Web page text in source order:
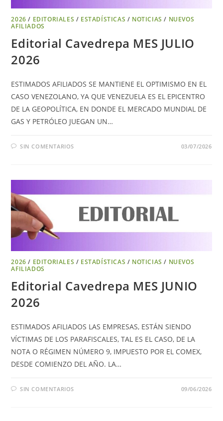
2026 / EDITORIALES / ESTADÍSTICAS / NOTICIAS / NUEVOS
AFILIADOS
Editorial Cavedrepa MES JULIO
2026
ESTIMADOS AFILIADOS SE MANTIENE EL OPTIMISMO EN EL
CASO VENEZOLANO, YA QUE VENEZUELA ES EL EPICENTRO
DE LA GEOPOLÍTICA, EN DONDE EL MERCADO MUNDIAL DE
GAS Y PETRÓLEO JUEGAN UN…
SIN COMENTARIOS 03/07/2026
2026 / EDITORIALES / ESTADÍSTICAS / NOTICIAS / NUEVOS
AFILIADOS
Editorial Cavedrepa MES JUNIO
2026
ESTIMADOS AFILIADOS LAS EMPRESAS, ESTÁN SIENDO
VÍCTIMAS DE LOS PARAFISCALES, TAL ES EL CASO, DE LA
NOTA O RÉGIMEN NÚMERO 9, IMPUESTO POR EL COMEX,
DESDE COMIENZO DEL AÑO. LA…
SIN COMENTARIOS 09/06/2026